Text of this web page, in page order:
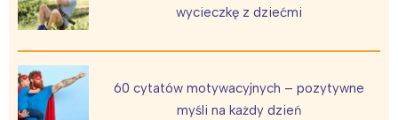
wycieczkę z dziećmi
60 cytatów motywacyjnych – pozytywne
myśli na każdy dzień